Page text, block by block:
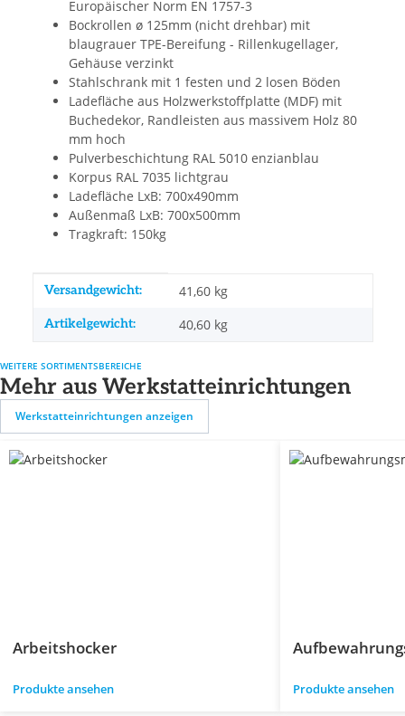
Europäischer Norm EN 1757-3
Bockrollen ø 125mm (nicht drehbar) mit
blaugrauer TPE-Bereifung - Rillenkugellager,
Gehäuse verzinkt
Stahlschrank mit 1 festen und 2 losen Böden
Ladefläche aus Holzwerkstoffplatte (MDF) mit
Buchedekor, Randleisten aus massivem Holz 80
mm hoch
Pulverbeschichtung RAL 5010 enzianblau
Korpus RAL 7035 lichtgrau
Ladefläche LxB: 700x490mm
Außenmaß LxB: 700x500mm
Tragkraft: 150kg
Produkteigenschaft
Wert
Versandgewicht: 41,60 kg
Artikelgewicht: 40,60 kg
WEITERE SORTIMENTSBEREICHE
Mehr aus Werkstatteinrichtungen
Werkstatteinrichtungen anzeigen
Arbeitshocker
Produkte ansehen Produkte ansehen